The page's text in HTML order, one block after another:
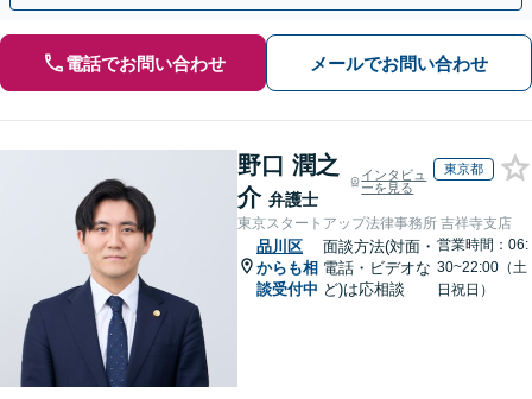
電話でお問い合わせ メールでお問い合わせ
野口 潤之
介 弁護士
インタビュ
ーを見る
東京都
東京スタートアップ法律事務所 吉祥寺支店
品川区
からも相
談受付中
面談方法(対面・
電話・ビデオな
ど)は応相談
営業時間：06:
30~22:00（土
日祝日）